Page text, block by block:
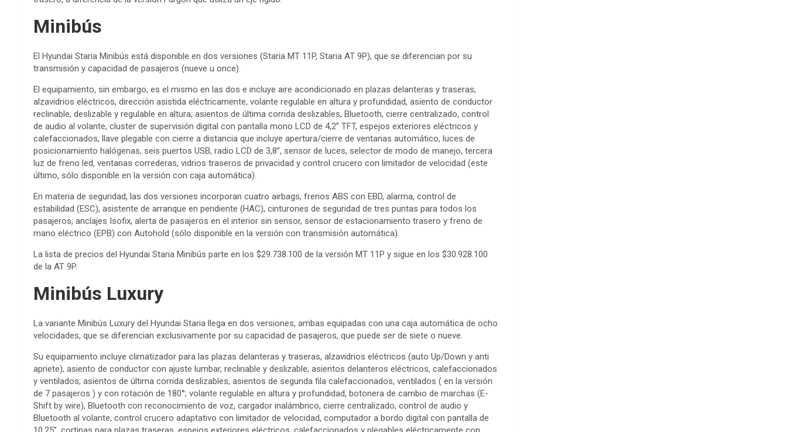
Minibús
El Hyundai Staria Minibús está disponible en dos versiones (Staria MT 11P, Staria AT 9P), que se diferencian por su
transmisión y capacidad de pasajeros (nueve u once).
El equipamiento, sin embargo, es el mismo en las dos e incluye aire acondicionado en plazas delanteras y traseras,
alzavidrios eléctricos, dirección asistida eléctricamente, volante regulable en altura y profundidad, asiento de conductor
reclinable, deslizable y regulable en altura; asientos de última corrida deslizables, Bluetooth, cierre centralizado, control
de audio al volante, cluster de supervisión digital con pantalla mono LCD de 4,2” TFT, espejos exteriores eléctricos y
calefaccionados, llave plegable con cierre a distancia que incluye apertura/cierre de ventanas automático, luces de
posicionamiento halógenas, seis puertos USB, radio LCD de 3,8”, sensor de luces, selector de modo de manejo, tercera
luz de freno led, ventanas correderas, vidrios traseros de privacidad y control crucero con limitador de velocidad (este
último, sólo disponible en la versión con caja automática).
En materia de seguridad, las dos versiones incorporan cuatro airbags, frenos ABS con EBD, alarma, control de
estabilidad (ESC), asistente de arranque en pendiente (HAC), cinturones de seguridad de tres puntas para todos los
pasajeros, anclajes Isofix, alerta de pasajeros en el interior sin sensor, sensor de estacionamiento trasero y freno de
mano eléctrico (EPB) con Autohold (sólo disponible en la versión con transmisión automática).
La lista de precios del Hyundai Staria Minibús parte en los $29.738.100 de la versión MT 11P y sigue en los $30.928.100
de la AT 9P.
Minibús Luxury
La variante Minibús Luxury del Hyundai Staria llega en dos versiones, ambas equipadas con una caja automática de ocho
velocidades, que se diferencian exclusivamente por su capacidad de pasajeros, que puede ser de siete o nueve.
Su equipamiento incluye climatizador para las plazas delanteras y traseras, alzavidrios eléctricos (auto Up/Down y anti
apriete), asiento de conductor con ajuste lumbar, reclinable y deslizable; asientos delanteros eléctricos, calefaccionados
y ventilados; asientos de última corrida deslizables, asientos de segunda fila calefaccionados, ventilados ( en la versión
de 7 pasajeros ) y con rotación de 180°; volante regulable en altura y profundidad, botonera de cambio de marchas (E-
Shift by wire), Bluetooth con reconocimiento de voz, cargador inalámbrico, cierre centralizado, control de audio y
Bluetooth al volante, control crucero adaptativo con limitador de velocidad, computador a bordo digital con pantalla de